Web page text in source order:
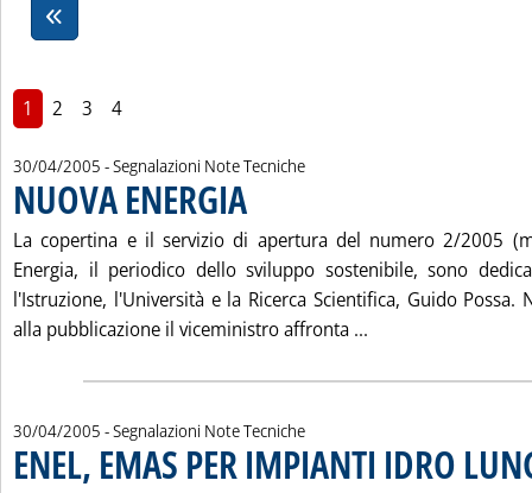
1 2 3 4
30/04/2005 - Segnalazioni Note Tecniche
NUOVA ENERGIA
La copertina e il servizio di apertura del numero 2/2005
Energia, il periodico dello sviluppo sostenibile, sono
l'Istruzione, l'Università e la Ricerca Scientifica, Guido Possa.
alla pubblicazione il viceministro affronta ...
30/04/2005 - Segnalazioni Note Tecniche
ENEL, EMAS PER IMPIANTI IDRO